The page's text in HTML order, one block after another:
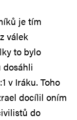
je tím
válek
to bylo
dosáhli
v Iráku. Toho
docílil oním
do